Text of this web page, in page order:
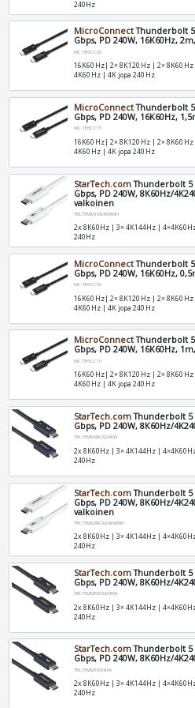
240Hz
MicroConnectThunderbolt
Gbps, PD 240W, 16K60Hz,
MC-TB5CC20
16K60 Hz| 2× 8K120 Hz | 2× 8K60
4K60 Hz | 4K jopa 240 Hz
MicroConnectThunderbolt
Gbps, PD 240W, 16K60Hz,
MC-TB5CC15
16K60 Hz| 2× 8K120 Hz | 2× 8K60
4K60 Hz | 4K jopa 240 Hz
StarTech.comThunderbolt 5
Gbps, PD 240W, 8K60Hz/
valkoinen
TBLT5MM1M240WWH
2x 8K60Hz | 3× 4K144Hz |
240Hz
MicroConnectThunderbolt
Gbps, PD 240W, 16K60Hz,
MC-TB5CC05
16K60 Hz| 2× 8K120 Hz | 2× 8K60
4K60 Hz | 4K jopa 240 Hz
MicroConnectThunderbolt
Gbps, PD 240W, 16K60Hz,
MC-TB5CC10
16K60 Hz| 2× 8K120 Hz | 2× 8K60
4K60 Hz | 4K jopa 240 Hz
StarTech.comThunderbolt 5
Gbps, PD 240W, 8K60Hz/
TBLT5MM80CM240W
2x 8K60Hz | 3× 4K144Hz |
240Hz
StarTech.comThunderbolt 5
Gbps, PD 240W, 8K60Hz/
valkoinen
TBLT5MM80CM240WWH
2x 8K60Hz | 3× 4K144Hz |
240Hz
StarTech.comThunderbolt 5
Gbps, PD 240W, 8K60Hz/
TBLT5MM50CM240W
2x 8K60Hz | 3× 4K144Hz |
240Hz
StarTech.comThunderbolt 5
Gbps, PD 240W, 8K60Hz/
TBLT5MM1M240W
2x 8K60Hz | 3× 4K144Hz |
240Hz